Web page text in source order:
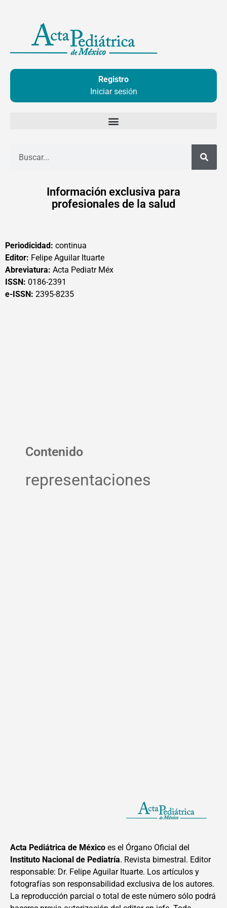
contenido
Registro
Iniciar sesión
Información exclusiva para
profesionales de la salud
Periodicidad: continua
Editor: Felipe Aguilar Ituarte
Abreviatura: Acta Pediatr Méx
ISSN: 0186-2391
e-ISSN: 2395-8235
Contenido
representaciones
Acta Pediátrica de México es el Órgano Oficial del
Instituto Nacional de Pediatría. Revista bimestral. Editor
responsable: Dr. Felipe Aguilar Ituarte. Los artículos y
fotografías son responsabilidad exclusiva de los autores.
La reproducción parcial o total de este número sólo podrá